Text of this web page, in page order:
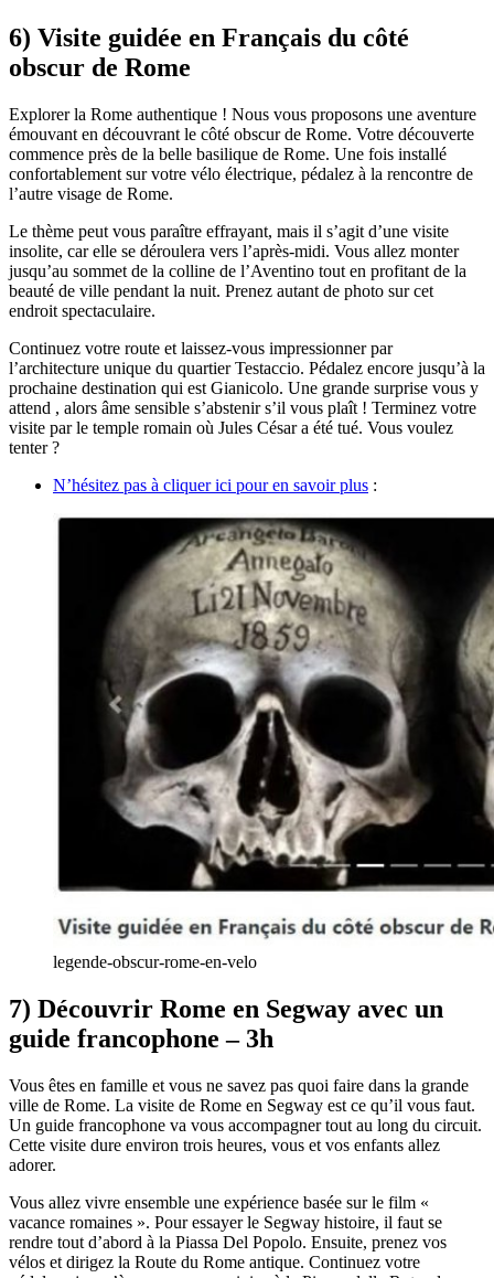
6) Visite guidée en Français du côté
obscur de Rome
Explorer la Rome authentique ! Nous vous proposons une aventure
émouvant en découvrant le côté obscur de Rome. Votre découverte
commence près de la belle basilique de Rome. Une fois installé
confortablement sur votre vélo électrique, pédalez à la rencontre de
l’autre visage de Rome.
Le thème peut vous paraître effrayant, mais il s’agit d’une visite
insolite, car elle se déroulera vers l’après-midi. Vous allez monter
jusqu’au sommet de la colline de l’Aventino tout en profitant de la
beauté de ville pendant la nuit. Prenez autant de photo sur cet
endroit spectaculaire.
Continuez votre route et laissez-vous impressionner par
l’architecture unique du quartier Testaccio. Pédalez encore jusqu’à la
prochaine destination qui est Gianicolo. Une grande surprise vous y
attend , alors âme sensible s’abstenir s’il vous plaît ! Terminez votre
visite par le temple romain où Jules César a été tué. Vous voulez
tenter ?
N’hésitez pas à cliquer ici pour en savoir plus :
legende-obscur-rome-en-velo
7) Découvrir Rome en Segway avec un
guide francophone – 3h
Vous êtes en famille et vous ne savez pas quoi faire dans la grande
ville de Rome. La visite de Rome en Segway est ce qu’il vous faut.
Un guide francophone va vous accompagner tout au long du circuit.
Cette visite dure environ trois heures, vous et vos enfants allez
adorer.
Vous allez vivre ensemble une expérience basée sur le film «
vacance romaines ». Pour essayer le Segway histoire, il faut se
rendre tout d’abord à la Piassa Del Popolo. Ensuite, prenez vos
vélos et dirigez la Route du Rome antique. Continuez votre